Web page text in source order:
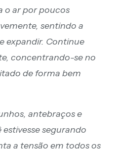
o ar por poucos
sentindo a
expandir. Continue
concentrando-se no
de forma bem
antebraços e
segurando
a tensão em todos os